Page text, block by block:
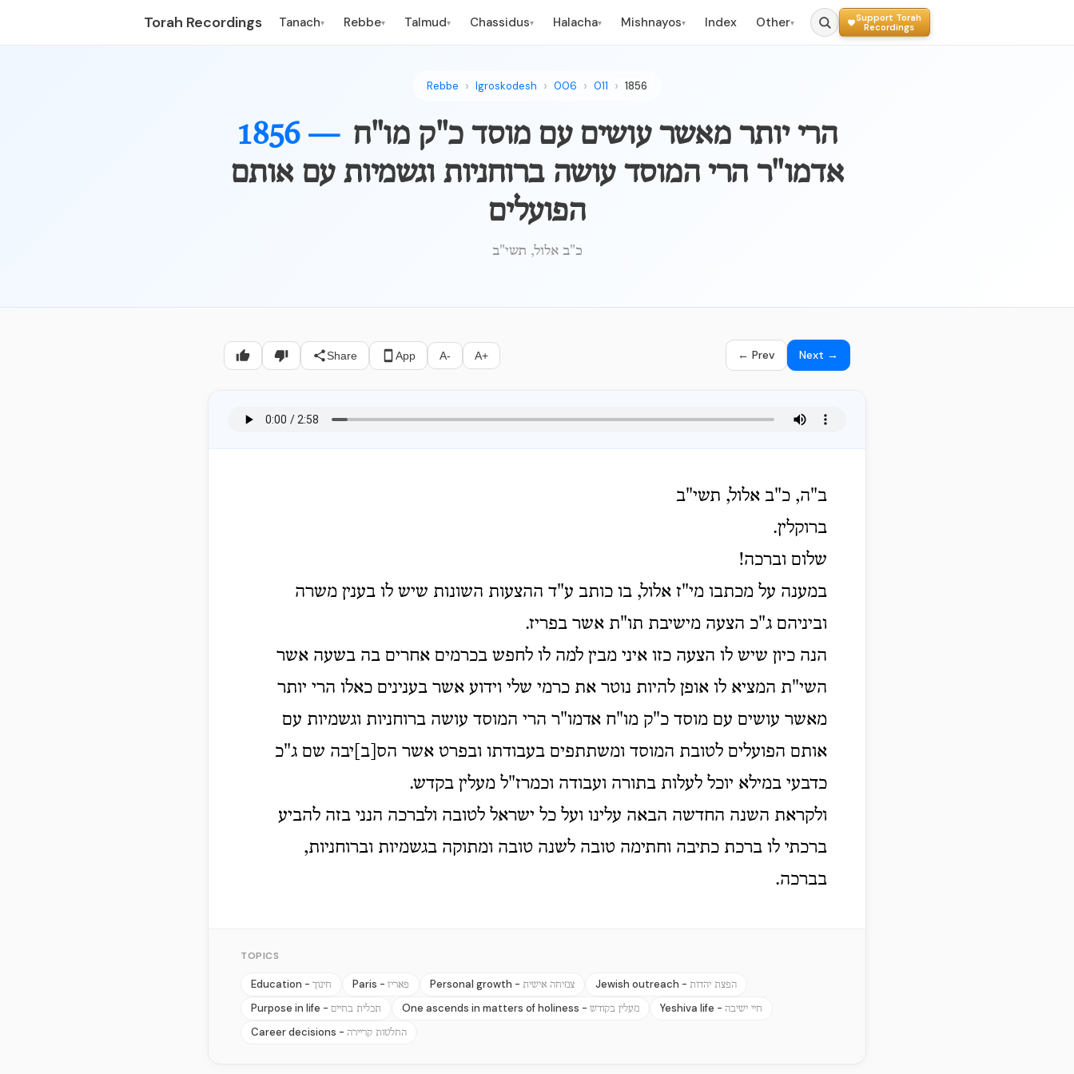
Torah Recordings Tanach▾ Rebbe▾ Talmud▾ Chassidus▾ Halacha▾ Mishnayos▾ Index Other▾
Support Torah
Recordings
Rebbe Igroskodesh 006 011 1856
1856 — הרי יותר מאשר עושים עם מוסד כ"ק מו"ח
אדמו"ר הרי המוסד עושה ברוחניות וגשמיות עם אותם
הפועלים
כ"ב אלול, תשי"ב
Share App A- A+ ← Prev Next →
ב"ה, כ"ב אלול, תשי"ב
ברוקלין.
שלום וברכה!
במענה על מכתבו מי"ז אלול, בו כותב ע"ד ההצעות השונות שיש לו בענין משרה
וביניהם ג"כ הצעה מישיבת תו"ת אשר בפריז.
הנה כיון שיש לו הצעה כזו איני מבין למה לו לחפש בכרמים אחרים בה בשעה אשר
השי"ת המציא לו אופן להיות נוטר את כרמי שלי וידוע אשר בענינים כאלו הרי יותר
מאשר עושים עם מוסד כ"ק מו"ח אדמו"ר הרי המוסד עושה ברוחניות וגשמיות עם
אותם הפועלים לטובת המוסד ומשתתפים בעבודתו ובפרט אשר הס[ב]יבה שם ג"כ
כדבעי במילא יוכל לעלות בתורה ועבודה וכמרז"ל מעלין בקדש.
ולקראת השנה החדשה הבאה עלינו ועל כל ישראל לטובה ולברכה הנני בזה להביע
ברכתי לו ברכת כתיבה וחתימה טובה לשנה טובה ומתוקה בגשמיות וברוחניות,
בברכה.
TOPICS
Education - חינוך Paris - פאריז Personal growth - צמיחה אישית Jewish outreach - הפצת יהדות
Purpose in life - תכלית בחיים One ascends in matters of holiness - מעלין בקודש Yeshiva life - חיי ישיבה
Career decisions - החלטות קריירה